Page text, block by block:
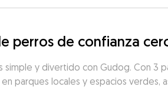
perros de confianza
y divertido con Gudog. Con 3
parques locales y espacios verdes,